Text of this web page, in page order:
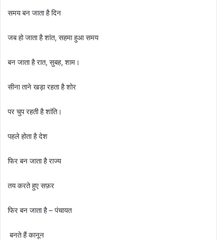
समय बन जाता है दिन
जब हो जाता है शांत, सहमा हुआ समय
बन जाता है रात, सुबह, शाम।
सीना ताने खड़ा रहता है शोर
पर चुप रहती है शांति।
पहले होता है देश
फिर बन जाता है राज्य
तय करते हुए सफ़र
फिर बन जाता है – पंचायत
बनते हैं कानून